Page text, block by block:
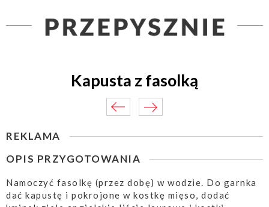
Kapusta z fasolką
REKLAMA
OPIS PRZYGOTOWANIA
Namoczyć fasolkę (przez dobę) w wodzie. Do garnka
dać kapustę i pokrojone w kostkę mięso, dodać